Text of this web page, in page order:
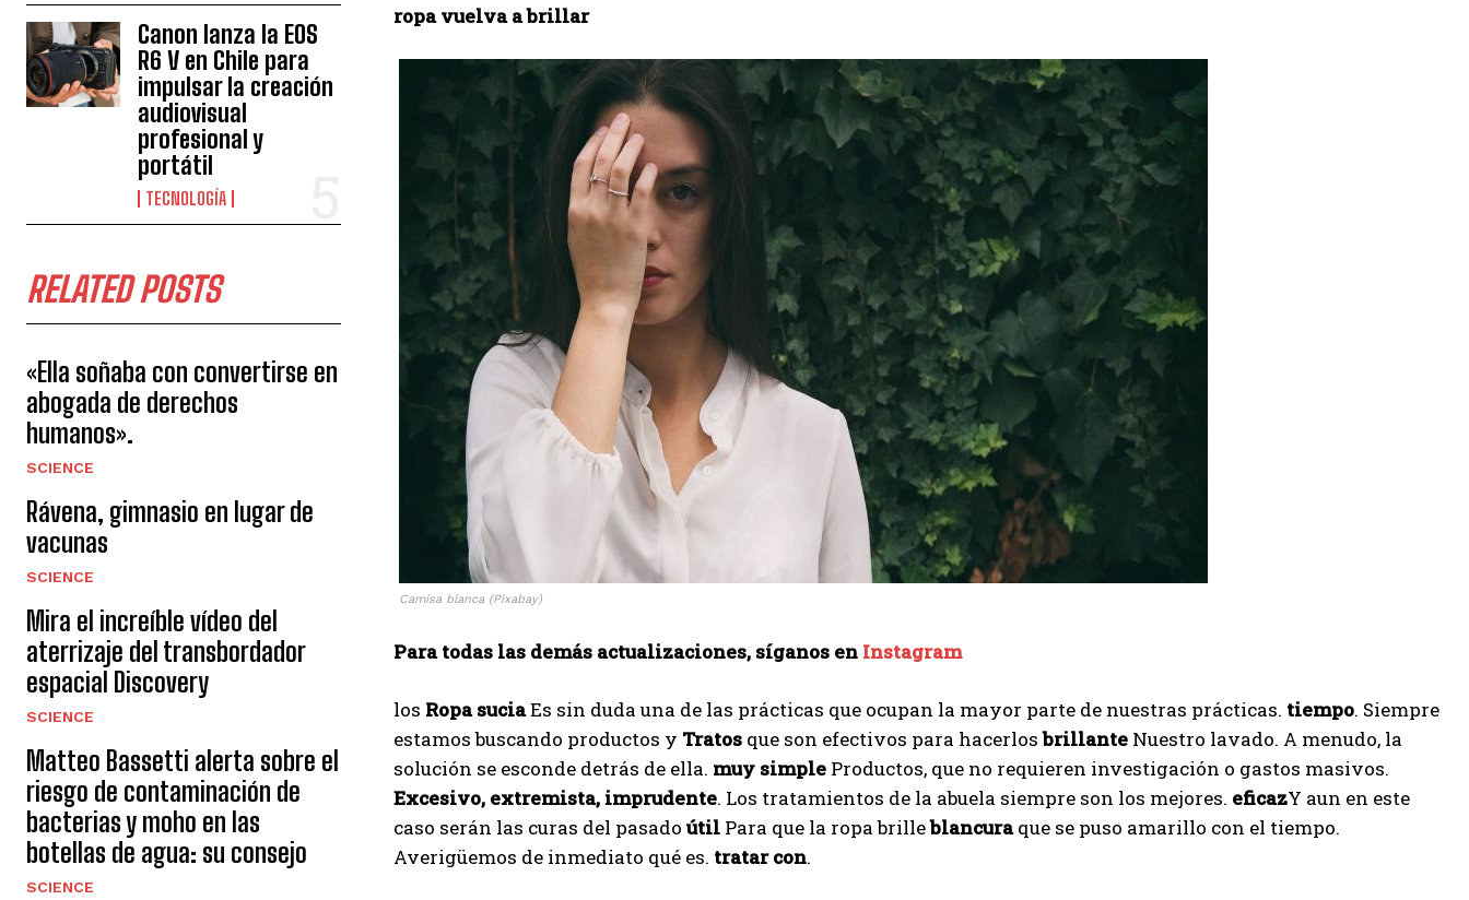
Izer
Canon lanza la EOS
R6 V en Chile para
impulsar la creación
audiovisual
profesional y
portátil
TECNOLOGÍA
RELATED POSTS
«Ella soñaba con convertirse en
abogada de derechos
humanos».
SCIENCE
Rávena, gimnasio en lugar de
vacunas
SCIENCE
Mira el increíble vídeo del
aterrizaje del transbordador
espacial Discovery
SCIENCE
Matteo Bassetti alerta sobre el
riesgo de contaminación de
bacterias y moho en las
botellas de agua: su consejo
SCIENCE
ropa vuelva a brillar
Camisa blanca (Pixabay)
Para todas las demás actualizaciones, síganos en Instagram
los Ropa suciaEs sin duda una de las prácticas que ocupan la mayor parte de nuestras prácticas. tiempo. Siempre
estamos buscando productos y Tratos que son efectivos para hacerlosbrillante Nuestro lavado. A menudo, la
solución se esconde detrás de ella. muy simple Productos, que no requieren investigación o gastos masivos.
Excesivo, extremista, imprudente. Los tratamientos de la abuela siempre son los mejores. eficazY aun en este
caso serán las curas del pasado útil Para que la ropa brilleblancuraque se puso amarillo con el tiempo.
Averigüemos de inmediato qué es. tratar con.